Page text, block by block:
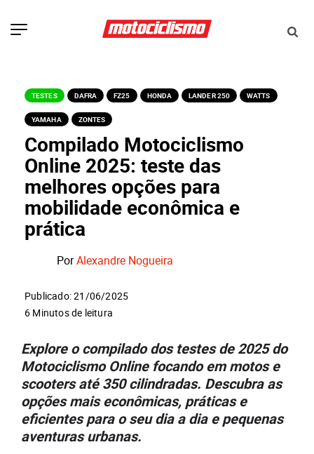
TESTES DAFRA FZ25 HONDA LANDER 250 WATTS
YAMAHA ZONTES
Compilado Motociclismo
Online 2025: teste das
melhores opções para
mobilidade econômica e
prática
PorAlexandre Nogueira
Publicado: 21/06/2025
6 Minutos de leitura
Explore o compilado dos testes de 2025 do
Motociclismo Online focando em motos e
scooters até 350 cilindradas. Descubra as
opções mais econômicas, práticas e
eficientes para o seu dia a dia e pequenas
aventuras urbanas.